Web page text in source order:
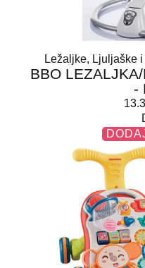
Ležaljke, Ljuljaške
BBO
-